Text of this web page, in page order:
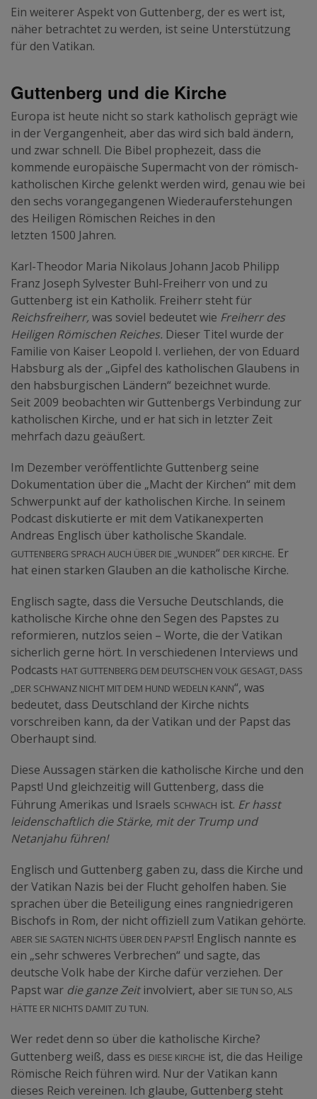
Ein weiterer Aspekt von Guttenberg, der es wert ist,
näher betrachtet zu werden, ist seine Unterstützung
für den Vatikan.
Guttenberg und die Kirche
Europa ist heute nicht so stark katholisch geprägt wie
in der Vergangenheit, aber das wird sich bald ändern,
und zwar schnell. Die Bibel prophezeit, dass die
kommende europäische Supermacht von der römisch-
katholischen Kirche gelenkt werden wird, genau wie bei
den sechs vorangegangenen Wiederauferstehungen
des Heiligen Römischen Reiches in den
letzten 1500 Jahren.
Karl-Theodor Maria Nikolaus Johann Jacob Philipp
Franz Joseph Sylvester Buhl-Freiherr von und zu
Guttenberg ist ein Katholik. Freiherr steht für
Reichsfreiherr, was soviel bedeutet wie Freiherr des
Heiligen Römischen Reiches. Dieser Titel wurde der
Familie von Kaiser Leopold I. verliehen, der von Eduard
Habsburg als der „Gipfel des katholischen Glaubens in
den habsburgischen Ländern“ bezeichnet wurde.
Seit 2009 beobachten wir Guttenbergs Verbindung zur
katholischen Kirche, und er hat sich in letzter Zeit
mehrfach dazu geäußert.
Im Dezember veröffentlichte Guttenberg seine
Dokumentation über die „Macht der Kirchen“ mit dem
Schwerpunkt auf der katholischen Kirche. In seinem
Podcast diskutierte er mit dem Vatikanexperten
Andreas Englisch über katholische Skandale.
Guttenberg sprach auch über die „Wunder“ der Kirche. Er
hat einen starken Glauben an die katholische Kirche.
Englisch sagte, dass die Versuche Deutschlands, die
katholische Kirche ohne den Segen des Papstes zu
reformieren, nutzlos seien – Worte, die der Vatikan
sicherlich gerne hört. In verschiedenen Interviews und
Podcasts hat Guttenberg dem deutschen Volk gesagt, dass
„der Schwanz nicht mit dem Hund wedeln kann“, was
bedeutet, dass Deutschland der Kirche nichts
vorschreiben kann, da der Vatikan und der Papst das
Oberhaupt sind.
Diese Aussagen stärken die katholische Kirche und den
Papst! Und gleichzeitig will Guttenberg, dass die
Führung Amerikas und Israels schwach ist. Er hasst
leidenschaftlich die Stärke, mit der Trump und
Netanjahu führen!
Englisch und Guttenberg gaben zu, dass die Kirche und
der Vatikan Nazis bei der Flucht geholfen haben. Sie
sprachen über die Beteiligung eines rangniedrigeren
Bischofs in Rom, der nicht offiziell zum Vatikan gehörte.
Aber sie sagten nichts über den Papst! Englisch nannte es
ein „sehr schweres Verbrechen“ und sagte, das
deutsche Volk habe der Kirche dafür verziehen. Der
Papst war die ganze Zeitinvolviert, aber sie tun so, als
hätte er nichts damit zu tun.
Wer redet denn so über die katholische Kirche?
Guttenberg weiß, dass es diese Kirche ist, die das Heilige
Römische Reich führen wird. Nur der Vatikan kann
dieses Reich vereinen. Ich glaube, Guttenberg steht